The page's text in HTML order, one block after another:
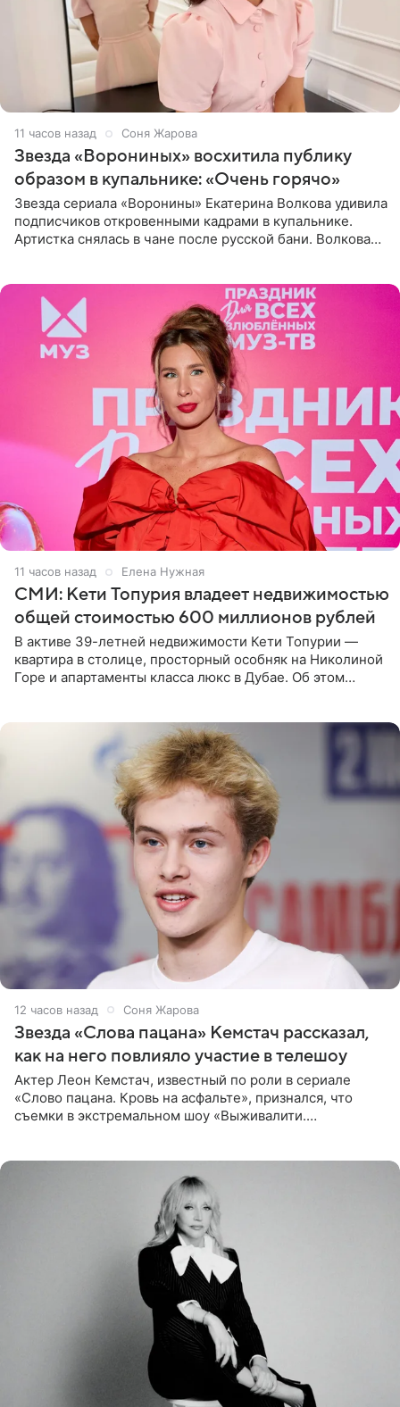
11 часов назад Соня Жарова
Звезда «Ворониных» восхитила публику
образом в купальнике: «Очень горячо»
Звезда сериала «Воронины» Екатерина Волкова удивила
подписчиков откровенными кадрами в купальнике.
Артистка снялась в чане после русской бани. Волкова
11 часов назад Елена Нужная
СМИ: Кети Топурия владеет недвижимостью
общей стоимостью 600 миллионов рублей
В активе 39-летней недвижимости Кети Топурии —
квартира в столице, просторный особняк на Николиной
Горе и апартаменты класса люкс в Дубае. Об этом
12 часов назад Соня Жарова
Звезда «Слова пацана» Кемстач рассказал,
как на него повлияло участие в телешоу
Актер Леон Кемстач, известный по роли в сериале
«Слово пацана. Кровь на асфальте», признался, что
съемки в экстремальном шоу «Выживалити.